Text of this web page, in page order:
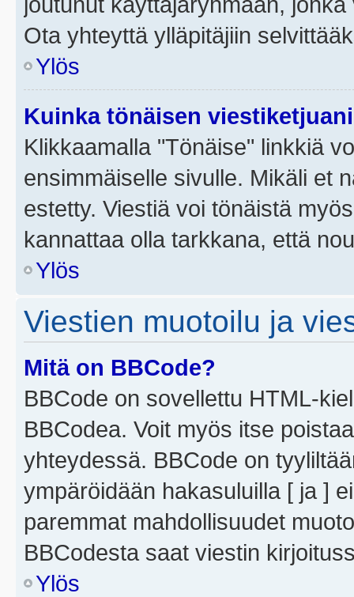
Ota yhteyttä ylläpitäjiin
Ylös
Kuinka tönäisen
Klikkaamalla "Tönäise" linkkiä
ensimmäiselle sivulle. Mikäli et
estetty. Viestiä voi tönäistä
kannattaa olla tarkkana, että
Ylös
Viestien muotoilu ja
Mitä on BBCode?
BBCode on sovellettu HTML-
BBCodea. Voit myös itse
yhteydessä. BBCode on
ympäröidään hakasuluilla [ ja ]
paremmat mahdollisuudet
BBCodesta saat viestin
Ylös